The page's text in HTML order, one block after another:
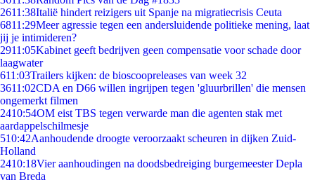
2611:38Italië hindert reizigers uit Spanje na migratiecrisis Ceuta
6811:29Meer agressie tegen een andersluidende politieke mening, laat
jij je intimideren?
2911:05Kabinet geeft bedrijven geen compensatie voor schade door
laagwater
611:03Trailers kijken: de bioscoopreleases van week 32
3611:02CDA en D66 willen ingrijpen tegen 'gluurbrillen' die mensen
ongemerkt filmen
2410:54OM eist TBS tegen verwarde man die agenten stak met
aardappelschilmesje
510:42Aanhoudende droogte veroorzaakt scheuren in dijken Zuid-
Holland
2410:18Vier aanhoudingen na doodsbedreiging burgemeester Depla
van Breda